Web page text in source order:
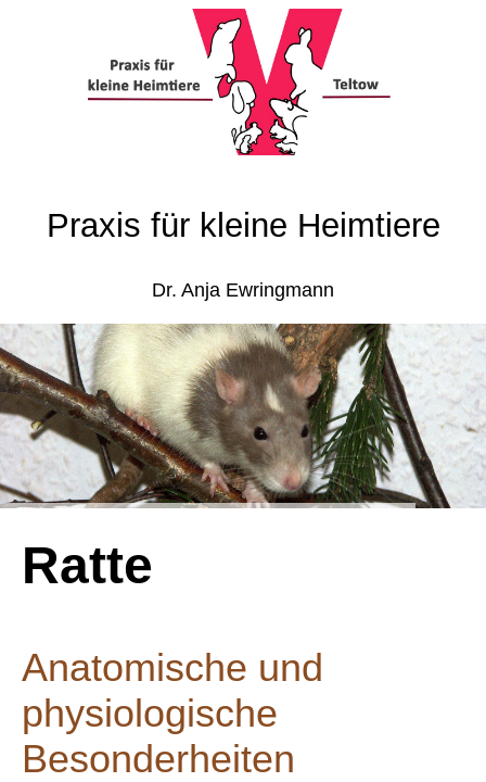
Praxis für kleine Heimtiere
Dr. Anja Ewringmann
Ratte
Anatomische und
physiologische
Besonderheiten